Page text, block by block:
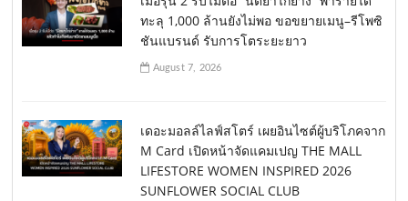
ทะลุ 1,000 ล้านยังไม่พอ ขอขยายเมนู–รีโพซิ
ชันแบรนด์ รับการโตระยะยาว
August 7, 2026
เดอะมอลล์ไลฟ์สโตร์ เผยอินไซต์ผู้บริโภคจาก
M Card เปิดหน้าจัดแคมเปญ THE MALL
LIFESTORE WOMEN INSPIRED 2026
SUNFLOWER SOCIAL CLUB